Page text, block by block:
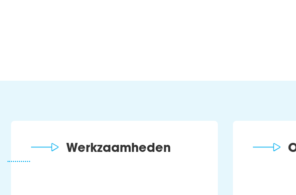
Werkzaamheden